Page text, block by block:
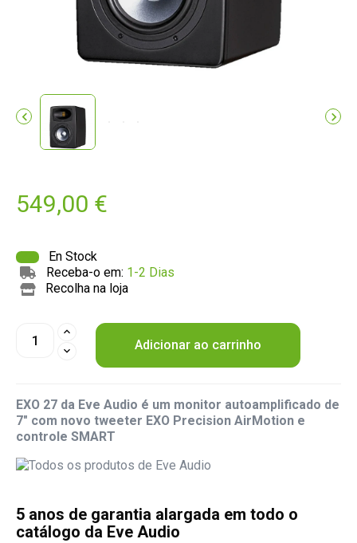
 
549,00 €
En Stock
Receba-o em: 1-2 Dias
Recolha na loja
Adicionar ao carrinho
EXO 27 da Eve Audio é um monitor autoamplificado de
7" com novo tweeter EXO Precision AirMotion e
controle SMART
5 anos de garantia alargada em todo o
catálogo da Eve Audio